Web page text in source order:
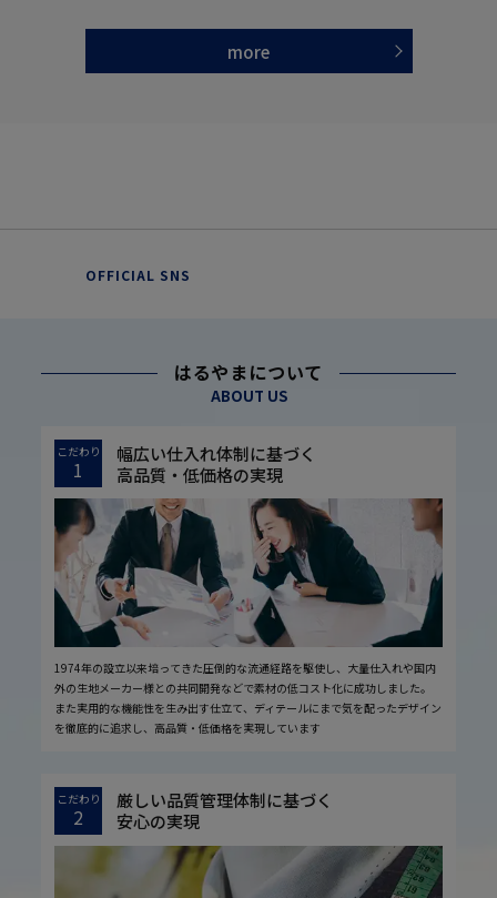
more
OFFICIAL SNS
はるやまについて
ABOUT US
こだわり
1
幅広い仕入れ体制に基づく
高品質・低価格の実現
1974年の設立以来培ってきた圧倒的な流通経路を駆使し、大量仕入れや国内
外の生地メーカー様との共同開発などで素材の低コスト化に成功しました。
また実用的な機能性を生み出す仕立て、ディテールにまで気を配ったデザイン
を徹底的に追求し、高品質・低価格を実現しています
こだわり
2
厳しい品質管理体制に基づく
安心の実現